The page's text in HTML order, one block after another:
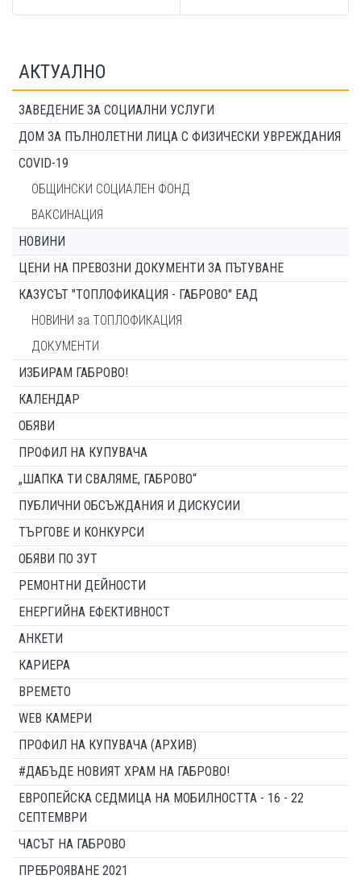
АКТУАЛНО
ЗАВЕДЕНИЕ ЗА СОЦИАЛНИ УСЛУГИ
ДОМ ЗА ПЪЛНОЛЕТНИ ЛИЦА С ФИЗИЧЕСКИ УВРЕЖДАНИЯ
COVID-19
ОБЩИНСКИ СОЦИАЛЕН ФОНД
ВАКСИНАЦИЯ
НОВИНИ
ЦЕНИ НА ПРЕВОЗНИ ДОКУМЕНТИ ЗА ПЪТУВАНЕ
КАЗУСЪТ "ТОПЛОФИКАЦИЯ - ГАБРОВО" ЕАД
НОВИНИ за ТОПЛОФИКАЦИЯ
ДОКУМЕНТИ
ИЗБИРАМ ГАБРОВО!
КАЛЕНДАР
ОБЯВИ
ПРОФИЛ НА КУПУВАЧА
„ШАПКА ТИ СВАЛЯМЕ, ГАБРОВО“
ПУБЛИЧНИ ОБСЪЖДАНИЯ И ДИСКУСИИ
ТЪРГОВЕ И КОНКУРСИ
ОБЯВИ ПО ЗУТ
РЕМОНТНИ ДЕЙНОСТИ
ЕНЕРГИЙНА ЕФЕКТИВНОСТ
АНКЕТИ
КАРИЕРА
ВРЕМЕТО
WEB КАМЕРИ
ПРОФИЛ НА КУПУВАЧА (АРХИВ)
#ДАБЪДЕ НОВИЯТ ХРАМ НА ГАБРОВО!
ЕВРОПЕЙСКА СЕДМИЦА НА МОБИЛНОСТТА - 16 - 22
СЕПТЕМВРИ
ЧАСЪТ НА ГАБРОВО
ПРЕБРОЯВАНЕ 2021